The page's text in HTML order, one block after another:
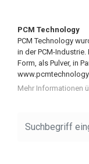
PCM Technology
PCM Technology
in der PCM-
Form, als Pulver, in
Mehr Informationen